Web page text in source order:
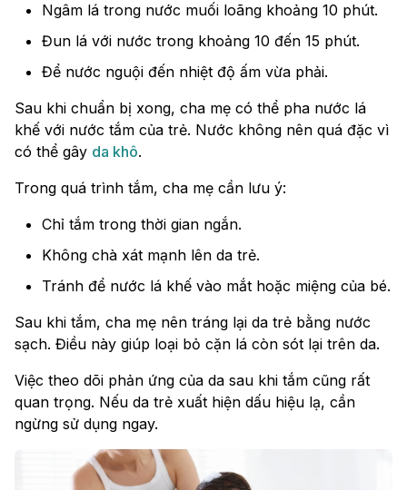
Ngâm lá trong nước muối loãng khoảng 10 phút.
Đun lá với nước trong khoảng 10 đến 15 phút.
Để nước nguội đến nhiệt độ ấm vừa phải.
Sau khi chuẩn bị xong, cha mẹ có thể pha nước lá
khế với nước tắm của trẻ. Nước không nên quá đặc vì
có thể gây da khô.
Trong quá trình tắm, cha mẹ cần lưu ý:
Chỉ tắm trong thời gian ngắn.
Không chà xát mạnh lên da trẻ.
Tránh để nước lá khế vào mắt hoặc miệng của bé.
Sau khi tắm, cha mẹ nên tráng lại da trẻ bằng nước
sạch. Điều này giúp loại bỏ cặn lá còn sót lại trên da.
Việc theo dõi phản ứng của da sau khi tắm cũng rất
quan trọng. Nếu da trẻ xuất hiện dấu hiệu lạ, cần
ngừng sử dụng ngay.